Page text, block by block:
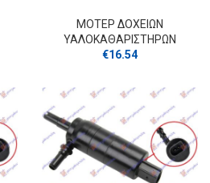
ΜΟΤΕΡ ΔΟΧΕΙΩΝ
ΥΑΛΟΚΑΘΑΡΙΣΤΗΡΩΝ
€16.54